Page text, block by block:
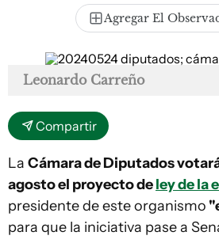
Agregar El
Leonardo Carreño
Compartir
La Cámara de Diputados
agosto el proyecto deley de la
presidente de este organismo
para que la iniciativa pase a